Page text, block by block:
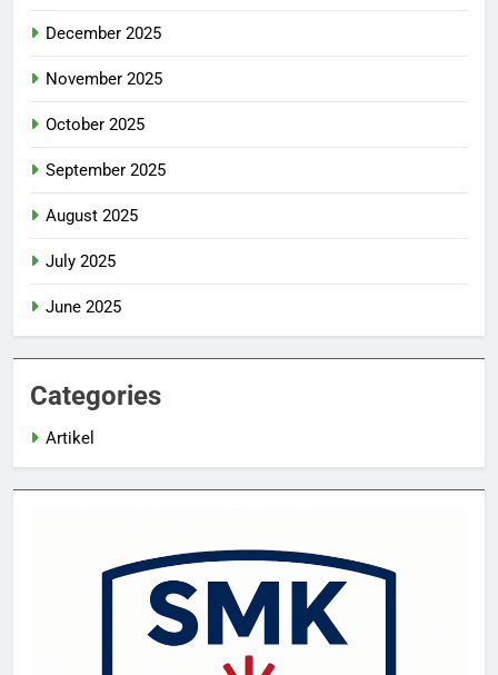
December 2025
November 2025
October 2025
September 2025
August 2025
July 2025
June 2025
Categories
Artikel